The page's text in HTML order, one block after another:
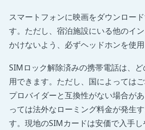
スマートフォンに映画をダウンロー
す。ただし、宿泊施設にいる他のイ
かけないよう、必ずヘッドホンを使用
SIMロック解除済みの携帯電話は、
用できます。ただし、国によっては
プロバイダーと互換性がない場合が
っては法外なローミング料金が発生
す。現地のSIMカードは安価で入手